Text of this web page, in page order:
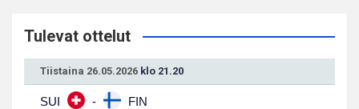
Tulevat ottelut
Tiistaina 26.05.2026 klo 21.20
SUI - FIN